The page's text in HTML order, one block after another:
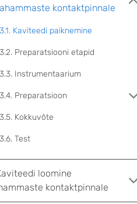
kontaktpinnale
3.1. Kaviteedi paiknemine
3.2. Preparatsiooni etapid
3.3. Instrumentaarium
3.4. Preparatsioon
3.5. Kokkuvõte
3.6. Test
loomine
kontaktpinnale